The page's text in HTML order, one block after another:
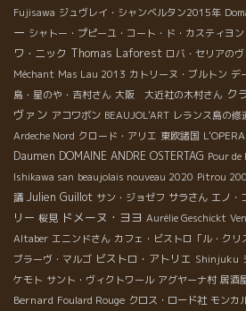
Fujisawa ジュヴレイ・シャンベルタン2015年
ー シャトー・プピーユ・コート・ド・カスティヨン
ワ・ニック Thomas Laforest ロバ・セリアの
Méchant Mas Lau 2013 カトリーヌ・ブルトン デ
島・星のや・吉村さん 大阪 大近社の木村さん ク
ヴァン アコワボン BEAUJOL'ART レランス島の修
Ardeche Nord クロード・アリエ 東欧諸国
Daumen DOMAINE ANDRE OSTERTAG Pour de
Ishikawa san beaujolais nouveau 2020 Pitrou
議 Julien Guillot サン・ジョゼフ サラさん エノ・
リー 桜見 ドメーヌ・ヨヨ Aurélie Geschickt
Altaber エニンドさん カフェ・ビストロ「ル・クリ
ブラーヴ・マルゴ ビストロ・アトリエ Shinjuku
ケモト サント・ヴィクトワール アグヤーナ村 居酒
Bernard Foulard Rouge クロス・ロード社 モン